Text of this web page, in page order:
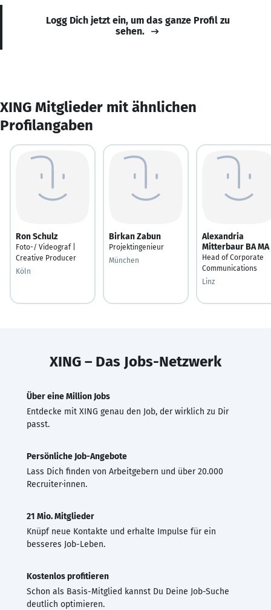
Logg Dich jetzt ein, um das ganze Profil zu
sehen.
XING Mitglieder mit ähnlichen
Profilangaben
Ron Schulz
Foto-/ Videograf |
Creative Producer
Köln
Birkan Zabun
Projektingenieur
München
Alexandria
Mitterbaur BA MA
Head of Corporate
Communications
Linz
XING – Das Jobs-Netzwerk
Über eine Million Jobs
Entdecke mit XING genau den Job, der wirklich zu Dir
passt.
Persönliche Job-Angebote
Lass Dich finden von Arbeitgebern und über 20.000
Recruiter·innen.
21 Mio. Mitglieder
Knüpf neue Kontakte und erhalte Impulse für ein
besseres Job-Leben.
Kostenlos profitieren
Schon als Basis-Mitglied kannst Du Deine Job-Suche
deutlich optimieren.